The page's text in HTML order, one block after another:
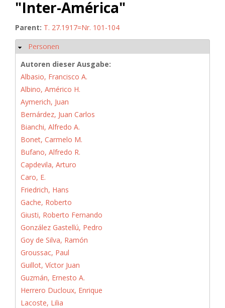
"Inter-América"
Parent: T. 27.1917=Nr. 101-104
Hide
Personen
Autoren dieser Ausgabe:
Albasio, Francisco A.
Albino, Américo H.
Aymerich, Juan
Bernárdez, Juan Carlos
Bianchi, Alfredo A.
Bonet, Carmelo M.
Bufano, Alfredo R.
Capdevila, Arturo
Caro, E.
Friedrich, Hans
Gache, Roberto
Giusti, Roberto Fernando
González Gastellú, Pedro
Goy de Silva, Ramón
Groussac, Paul
Guillot, Víctor Juan
Guzmán, Ernesto A.
Herrero Ducloux, Enrique
Lacoste, Lilia